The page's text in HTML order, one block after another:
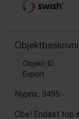
Objekt-ID
Export
Nypris: 3495:-
Obs! Endast top